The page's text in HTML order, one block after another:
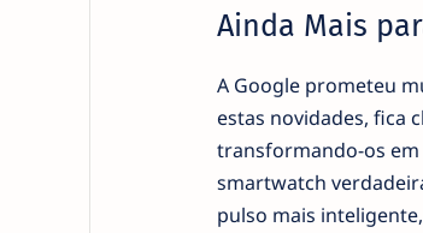
Ainda Mais
A Google prometeu
estas novidades, fica
transformando-os em
smartwatch
pulso mais